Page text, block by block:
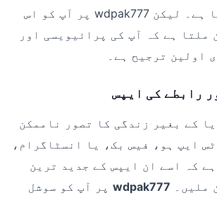
کو چوری کر سکتا ہے۔ لیکن wdpak777 پر آپ کو اس
ملتا ہے کہ آپ کی پرائیویسی اور
اولین ترجیح ہے۔
رابطے کی ایپس
کے بغیر زندگی کا تصور ناممکن
ایپ ہو، فیس بک، یا انسٹاگرام،
کہ اسے ان ایپس کے جدید ترین
ملیں۔ wdpak777 پر آپ کو سوشل